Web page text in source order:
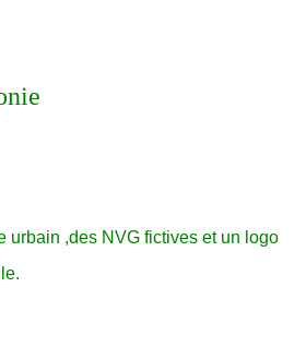
urbain ,des NVG fictives et un logo